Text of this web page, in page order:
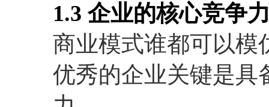
1.3 企业的核心竞争
商业模式谁都可以模
优秀的企业关键是具